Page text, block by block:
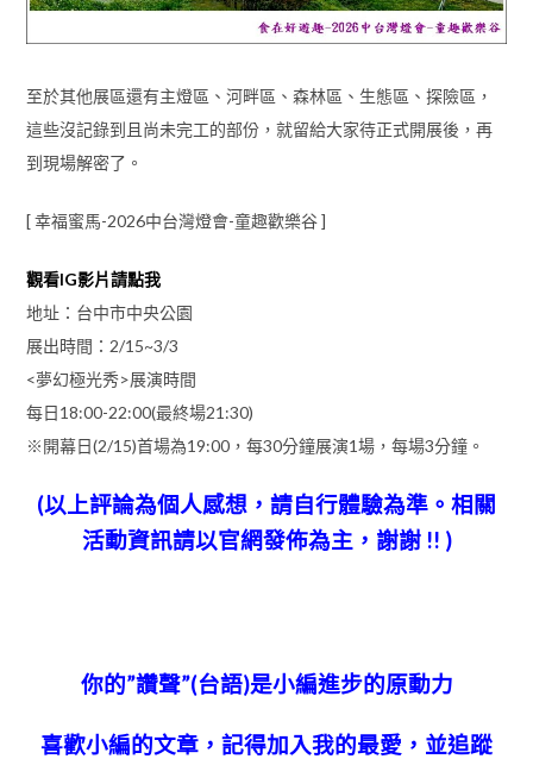
至於其他展區還有主燈區、河畔區、森林區、生態區、探險區，
這些沒記錄到且尚未完工的部份，就留給大家待正式開展後，再
到現場解密了。
[ 幸福蜜馬-2026中台灣燈會-童趣歡樂谷 ]
觀看IG影片請點我
地址：台中市中央公園
展出時間：2/15~3/3
<夢幻極光秀>展演時間
每日18:00-22:00(最終場21:30)
※開幕日(2/15)首場為19:00，每30分鐘展演1場，每場3分鐘。
(以上評論為個人感想，請自行體驗為準。相關
活動資訊請以官網發佈為主，謝謝 !! )
你的”讚聲”(台語)是小編進步的原動力
喜歡小編的文章，記得加入我的最愛，並追蹤